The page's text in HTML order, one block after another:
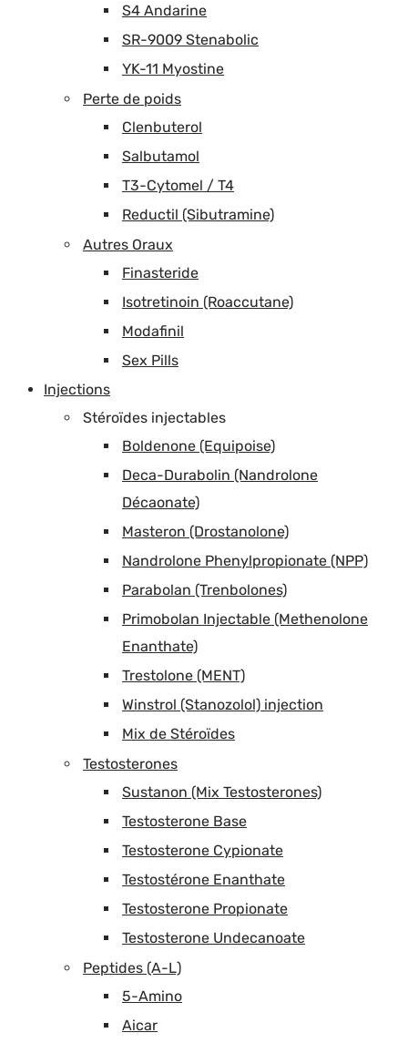
S4 Andarine
SR-9009 Stenabolic
YK-11 Myostine
Perte de poids
Clenbuterol
Salbutamol
T3-Cytomel / T4
Reductil (Sibutramine)
Autres Oraux
Finasteride
Isotretinoin (Roaccutane)
Modafinil
Sex Pills
Injections
Stéroïdes injectables
Boldenone (Equipoise)
Deca-Durabolin (Nandrolone
Décaonate)
Masteron (Drostanolone)
Nandrolone Phenylpropionate (NPP)
Parabolan (Trenbolones)
Primobolan Injectable (Methenolone
Enanthate)
Trestolone (MENT)
Winstrol (Stanozolol) injection
Mix de Stéroïdes
Testosterones
Sustanon (Mix Testosterones)
Testosterone Base
Testosterone Cypionate
Testostérone Enanthate
Testosterone Propionate
Testosterone Undecanoate
Peptides (A-L)
5-Amino
Aicar